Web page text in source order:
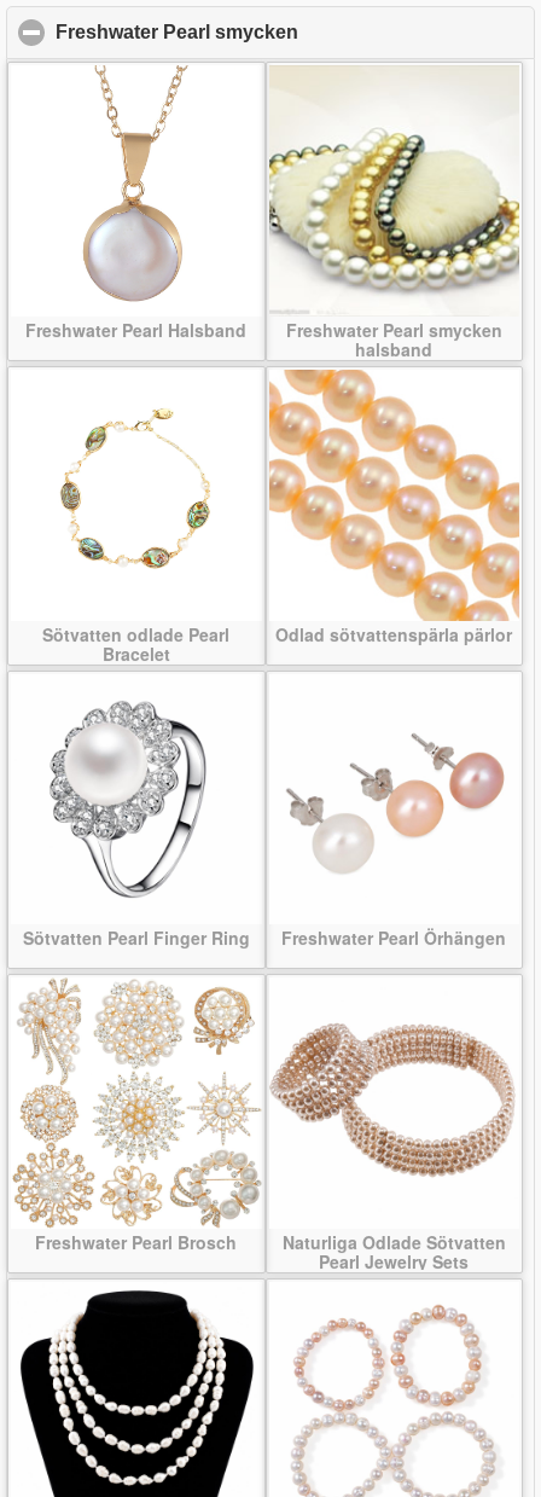
Freshwater Pearl smycken
Freshwater Pearl Halsband
Freshwater Pearl smycken
halsband
Sötvatten odlade Pearl
Bracelet
Odlad sötvattenspärla pärlor
Sötvatten Pearl Finger Ring Freshwater Pearl Örhängen
Freshwater Pearl Brosch
Naturliga Odlade Sötvatten
Pearl Jewelry Sets